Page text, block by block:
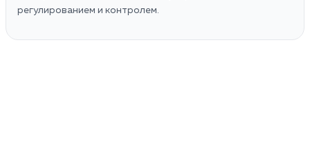
регулированием и контролем.